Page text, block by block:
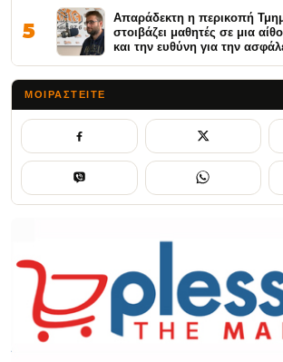
5
Απαράδεκτη η περικοπή
στοιβάζει μαθητές σε μια
και την ευθύνη για την
ΜΟΙΡΑΣΤΕΊΤΕ